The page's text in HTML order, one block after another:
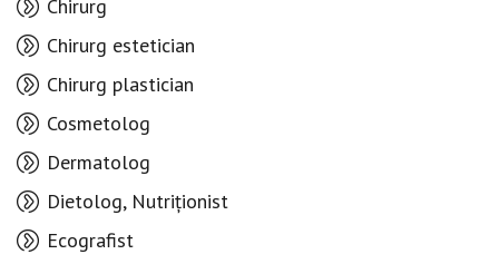
Chirurg
Chirurg estetician
Chirurg plastician
Cosmetolog
Dermatolog
Dietolog, Nutriționist
Ecografist